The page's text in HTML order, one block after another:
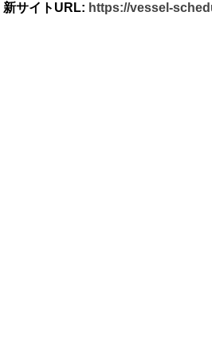
新サイトURL: https://vessel-